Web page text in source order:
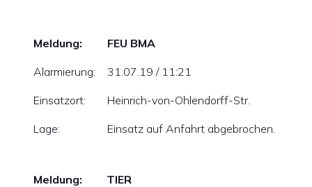
Meldung: FEU BMA
Alarmierung: 31.07.19 / 11:21
Einsatzort: Heinrich-von-Ohlendorff-Str.
Lage: Einsatz auf Anfahrt abgebrochen.
Meldung: TIER